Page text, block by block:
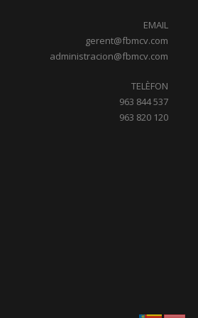
EMAIL
gerent@fbmcv.com
administracion@fbmcv.com
TELÈFON
963 844 537
963 820 120